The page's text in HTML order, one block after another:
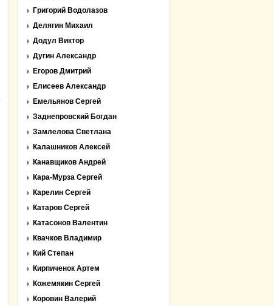
Григорий Водолазов
Делягин Михаил
Додул Виктор
Дугин Александр
Егоров Дмитрий
Елисеев Александр
Емельянов Сергей
Заднепровский Богдан
Замлелова Светлана
Калашников Алексей
Канавщиков Андрей
Кара-Мурза Сергей
Карелин Сергей
Катаров Сергей
Катасонов Валентин
Квачков Владимир
Кий Степан
Кирпиченок Артем
Кожемякин Сергей
Коровин Валерий